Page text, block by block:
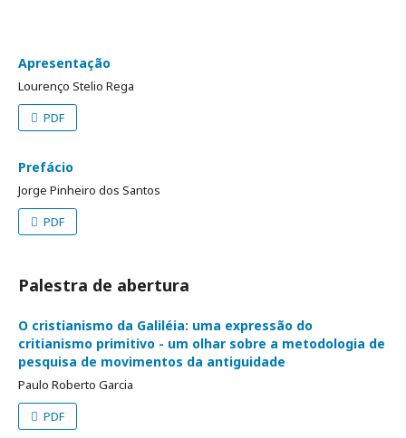
Apresentação
Lourenço Stelio Rega
PDF
Prefácio
Jorge Pinheiro dos Santos
PDF
Palestra de abertura
O cristianismo da Galiléia: uma expressão do
critianismo primitivo - um olhar sobre a metodologia de
pesquisa de movimentos da antiguidade
Paulo Roberto Garcia
PDF